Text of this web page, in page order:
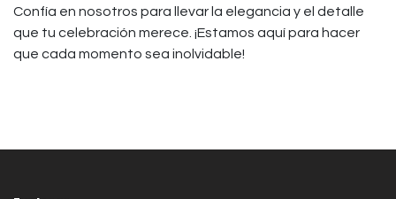
Confía en nosotros para llevar la elegancia y el detalle
que tu celebración merece. ¡Estamos aquí para hacer
que cada momento sea inolvidable!